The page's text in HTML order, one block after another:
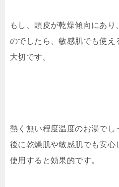
もし、頭皮が乾燥傾向にあ
のでしたら、敏感肌でも使え
大切です。
熱く無い程度温度のお湯でし
後に乾燥肌や敏感肌でも安心
使用すると効果的です。